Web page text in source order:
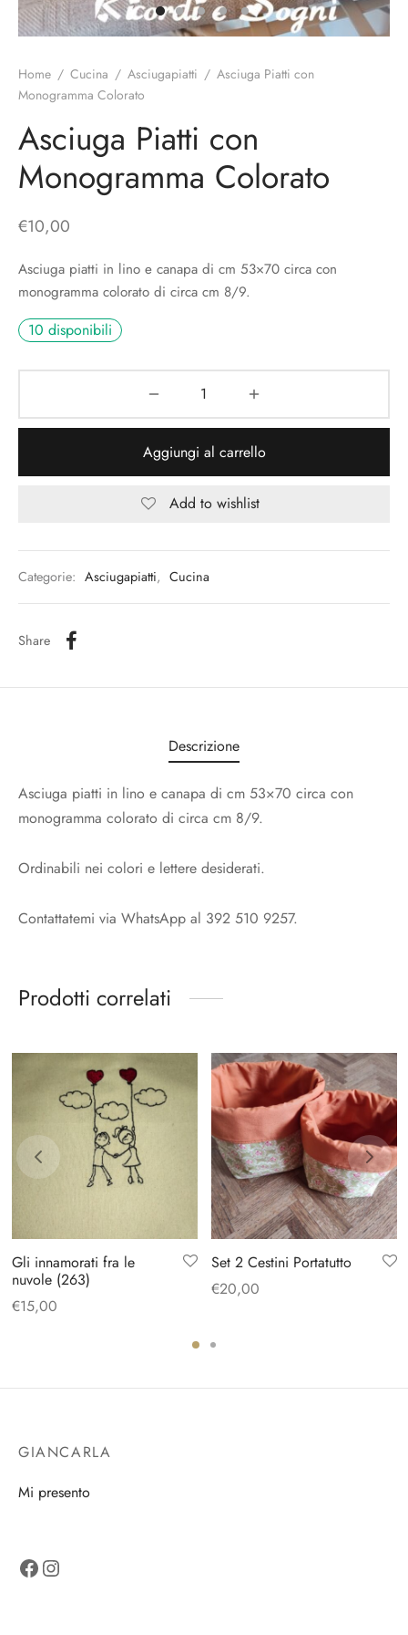
Home / Cucina / Asciugapiatti / Asciuga Piatti con
Monogramma Colorato
Asciuga Piatti con
Monogramma Colorato
€10,00
Asciuga piatti in lino e canapa di cm 53×70 circa con
monogramma colorato di circa cm 8/9.
10 disponibili
Aggiungi al carrello
Add to wishlist
Categorie: Asciugapiatti, Cucina
Share
Descrizione
Asciuga piatti in lino e canapa di cm 53×70 circa con
monogramma colorato di circa cm 8/9.
Ordinabili nei colori e lettere desiderati.
Contattatemi via WhatsApp al 392 510 9257.
Prodotti correlati
Gli innamorati fra le
nuvole (263)
€15,00
Set 2 Cestini Portatutto
€20,00
GIANCARLA
Mi presento
Facebook
Speciali
Decorativi
Copricandela
Bimbe